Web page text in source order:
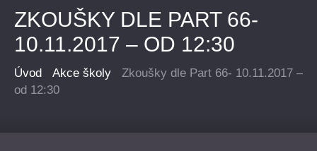
ZKOUŠKY DLE PART 66-
10.11.2017 – OD 12:30
Úvod Akce školy
Zkoušky dle Part 66- 10.11.2017 –
od 12:30